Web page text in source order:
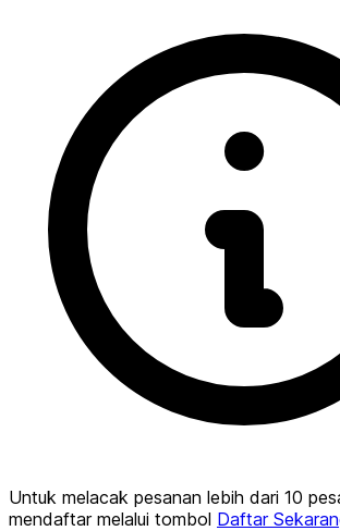
Untuk melacak pesanan lebih dari 10
mendaftar melalui tombol Daftar